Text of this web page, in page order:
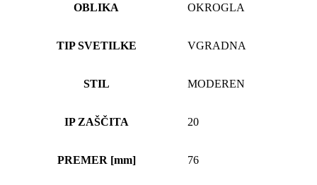
OBLIKA OKROGLA
TIP SVETILKE VGRADNA
STIL MODEREN
IP ZAŠČITA 20
PREMER [mm] 76